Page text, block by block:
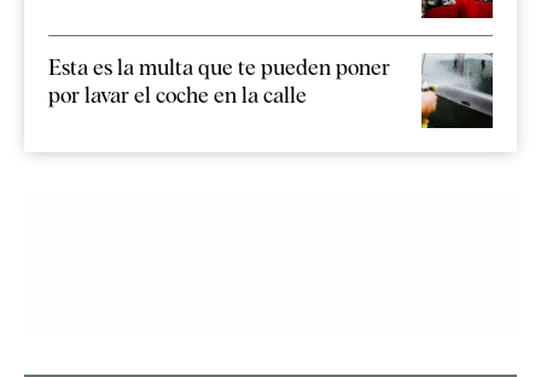
Esta es la multa que te pueden poner
por lavar el coche en la calle